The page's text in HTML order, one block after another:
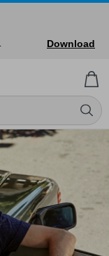
Download